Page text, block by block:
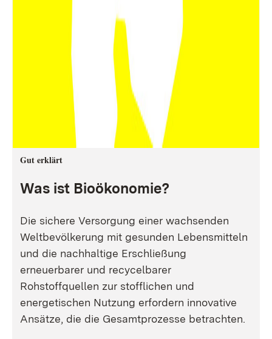
Gut erklärt
Was ist Bioökonomie?
Die sichere Versorgung einer wachsenden
Weltbevölkerung mit gesunden Lebensmitteln
und die nachhaltige Erschließung
erneuerbarer und recycelbarer
Rohstoffquellen zur stofflichen und
energetischen Nutzung erfordern innovative
Ansätze, die die Gesamtprozesse betrachten.